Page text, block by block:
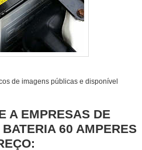
de imagens públicas e disponível
A EMPRESAS DE
60 AMPERES